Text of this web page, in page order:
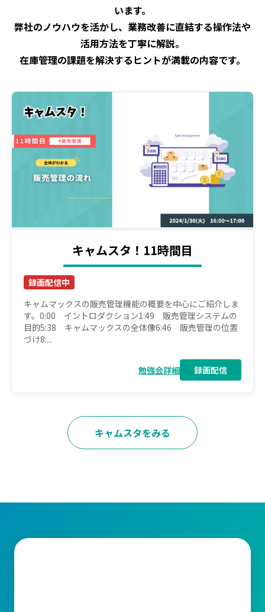
います。
弊社のノウハウを活かし、業務改善に直結する操作法や
活用方法を丁寧に解説。
在庫管理の課題を解決するヒントが満載の内容です。
キャムスタ！11時間目
録画配信中
キャムマックスの販売管理機能の概要を中心にご紹介しま
す。0:00 イントロダクション1:49 販売管理システムの
目的5:38 キャムマックスの全体像6:46 販売管理の位置
づけ8:...
勉強会詳細 録画配信
キャムスタをみる